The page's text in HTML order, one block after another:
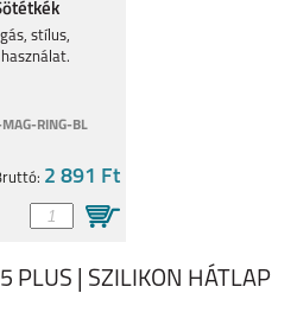
stílus,
MAG-RING-BL
2 891 Ft
PLUS | SZILIKON HÁTLAP